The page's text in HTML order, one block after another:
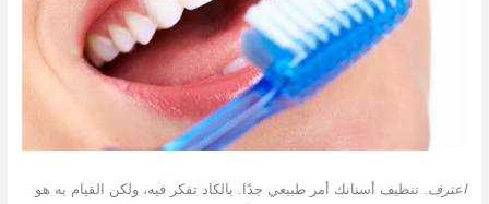
اعترف. تنظيف أسنانك أمر طبيعي جدًا. بالكاد تفكر فيه، ولكن القيام به هو